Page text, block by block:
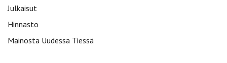
Julkaisut
Hinnasto
Mainosta Uudessa Tiessä